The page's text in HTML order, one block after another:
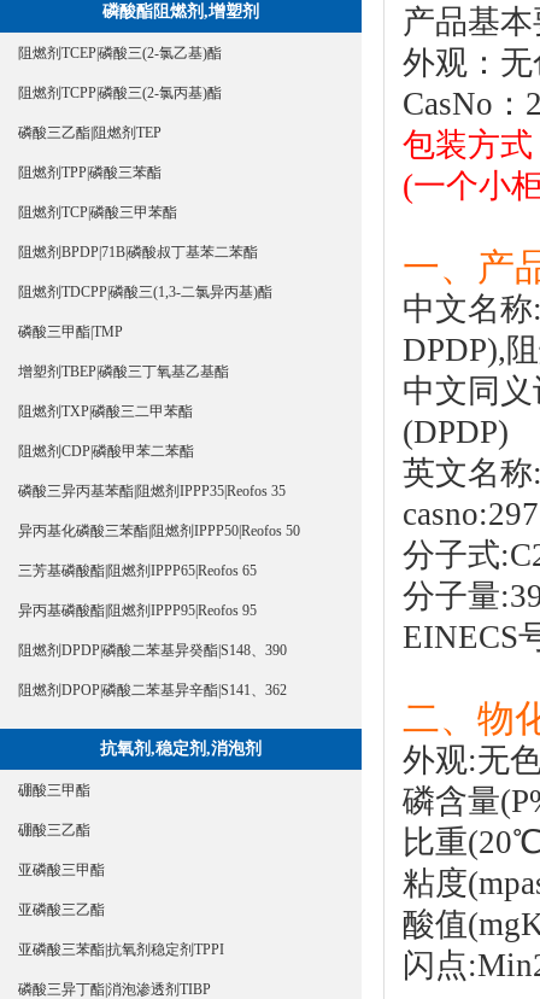
磷酸酯阻燃剂,增塑剂
阻燃剂TCEP|磷酸三(2-氯乙基)酯
阻燃剂TCPP|磷酸三(2-氯丙基)酯
磷酸三乙酯|阻燃剂TEP
阻燃剂TPP|磷酸三苯酯
阻燃剂TCP|磷酸三甲苯酯
阻燃剂BPDP|71B|磷酸叔丁基苯二苯酯
阻燃剂TDCPP|磷酸三(1,3-二氯异丙基)酯
磷酸三甲酯|TMP
增塑剂TBEP|磷酸三丁氧基乙基酯
阻燃剂TXP|磷酸三二甲苯酯
阻燃剂CDP|磷酸甲苯二苯酯
磷酸三异丙基苯酯|阻燃剂IPPP35|Reofos 35
异丙基化磷酸三苯酯|阻燃剂IPPP50|Reofos 50
三芳基磷酸酯|阻燃剂IPPP65|Reofos 65
异丙基磷酸酯|阻燃剂IPPP95|Reofos 95
阻燃剂DPDP|磷酸二苯基异癸酯|S148、390
阻燃剂DPOP|磷酸二苯基异辛酯|S141、362
抗氧剂,稳定剂,消泡剂
硼酸三甲酯
硼酸三乙酯
亚磷酸三甲酯
亚磷酸三乙酯
亚磷酸三苯酯|抗氧剂稳定剂TPPI
磷酸三异丁酯|消泡渗透剂TIBP
产品基
外观：
CasNo：
包装方
(一个小
一、产
中文名称
DPDP),
中文同
(DPDP)
英文名
分子式
分子量
EINECS
二、物
外观:无
磷含量
比重
粘度
酸值
闪点